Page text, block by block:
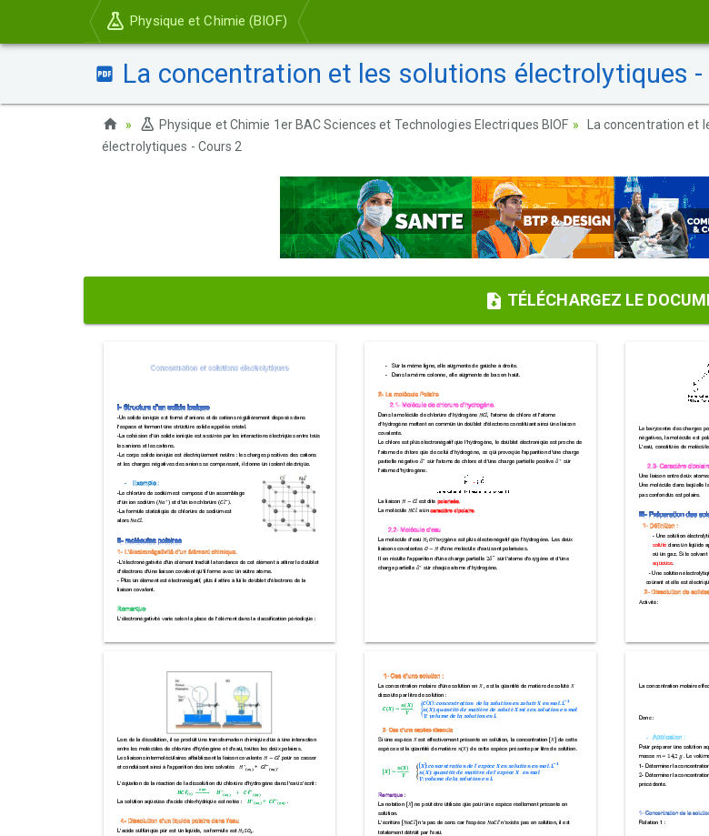
Physique et Chimie (BIOF)
La concentration et les solutions électrolytiques -
Physique et Chimie 1er BAC Sciences et Technologies Electriques BIOF La concentration et
électrolytiques - Cours 2
TÉLÉCHARGEZ LE